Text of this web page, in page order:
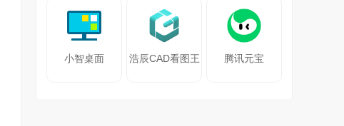
小智桌面 浩辰CAD看图王 腾讯元宝